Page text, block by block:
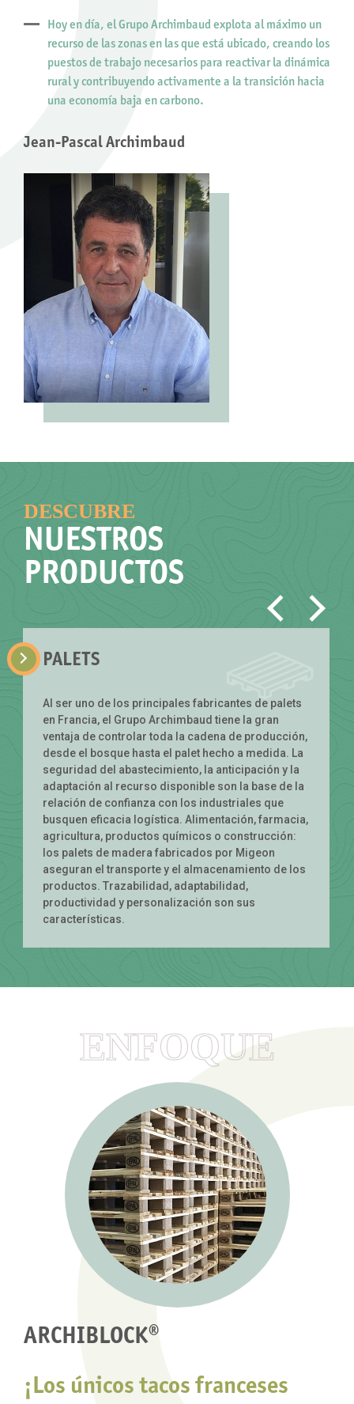
Hoy en día, el Grupo Archimbaud explota al máximo un
recurso de las zonas en las que está ubicado, creando los
puestos de trabajo necesarios para reactivar la dinámica
rural y contribuyendo activamente a la transición hacia
una economía baja en carbono.
Jean-Pascal Archimbaud
DESCUBRE
NUESTROS
PRODUCTOS
PALETS
Al ser uno de los principales fabricantes de palets
en Francia, el Grupo Archimbaud tiene la gran
ventaja de controlar toda la cadena de producción,
desde el bosque hasta el palet hecho a medida. La
seguridad del abastecimiento, la anticipación y la
adaptación al recurso disponible son la base de la
relación de confianza con los industriales que
busquen eficacia logística. Alimentación, farmacia,
agricultura, productos químicos o construcción:
los palets de madera fabricados por Migeon
aseguran el transporte y el almacenamiento de los
productos. Trazabilidad, adaptabilidad,
productividad y personalización son sus
características.
ENFOQUE
ARCHIBLOCK®
¡Los únicos tacos franceses